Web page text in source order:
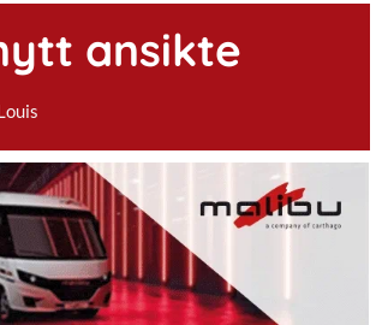
ansikte